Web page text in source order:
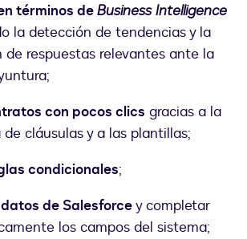
términos deBusiness Intelligence
la detección de tendencias y la
de respuestas relevantes ante la
con pocos clics gracias a la
cláusulas y a las plantillas;
condicionales;
de Salesforcey completar
los campos del sistema;